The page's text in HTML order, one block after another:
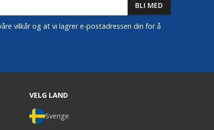
vilkår og at vi lagrer e-postadressen din for å
VELG LAND
Sverige